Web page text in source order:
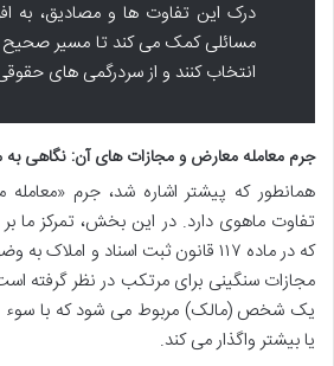
درک این تفاوت ها و مصادیق، به
مسائلی کمک می کند تا مسیر صحیح
انتخاب کنند و از سردرگمی های
جرم معامله معارض و مجازات های آن: نگاهی به ماده ۱۱۷
همانطور که پیشتر اشاره شد، جرم
تفاوت ماهوی دارد. در این بخش، تمرکز ما
که در ماده ۱۱۷ قانون ثبت اسناد و
مجازات سنگینی برای مرتکب در نظر گرفته
یک شخص (مالک) مربوط می شود که با سوء
یا بیشتر واگذار می کند.